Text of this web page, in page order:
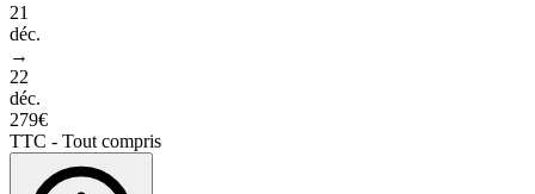
21
déc.
→
22
déc.
279€
TTC - Tout compris